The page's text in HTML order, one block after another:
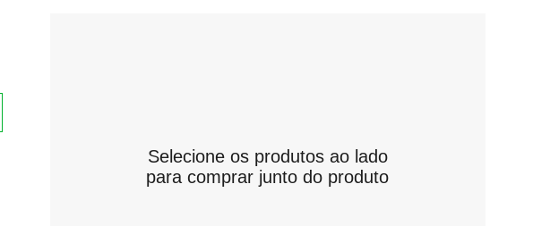
Selecione os produtos ao lado
para comprar junto do produto